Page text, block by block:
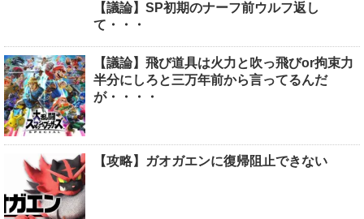
【議論】SP初期のナーフ前ウルフ返し
て・・・
【議論】飛び道具は火力と吹っ飛びor拘束力
半分にしろと三万年前から言ってるんだ
が・・・・
【攻略】ガオガエンに復帰阻止できない